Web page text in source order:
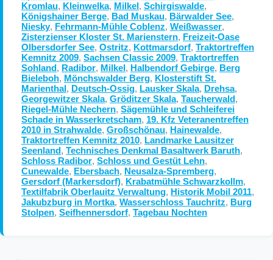
Kromlau, Kleinwelka, Milkel, Schirgiswalde,
Königshainer Berge, Bad Muskau, Bärwalder See,
Niesky, Fehrmann-Mühle Coblenz, Weißwasser,
Zisterzienser Kloster St. Marienstern, Freizeit-Oase
Olbersdorfer See, Ostritz, Kottmarsdorf, Traktortreffen
Kemnitz 2009, Sachsen Classic 2009, Traktortreffen
Sohland, Radibor, Milkel, Halbendorf Gebirge, Berg
Bieleboh, Mönchswalder Berg, Klosterstift St.
Marienthal, Deutsch-Ossig, Lausker Skala, Drehsa,
Georgewitzer Skala, Gröditzer Skala, Taucherwald,
Riegel-Mühle Nechern, Sägemühle und Schleiferei
Schade in Wasserkretscham, 19. Kfz Veteranentreffen
2010 in Strahwalde, Großschönau, Hainewalde,
Traktortreffen Kemnitz 2010, Landmarke Lausitzer
Seenland, Technisches Denkmal Basaltwerk Baruth,
Schloss Radibor, Schloss und Gestüt Lehn,
Cunewalde, Ebersbach, Neusalza-Spremberg,
Gersdorf (Markersdorf), Krabatmühle Schwarzkollm,
Textilfabrik Oberlauitz Verwaltung, Historik Mobil 2011,
Jakubzburg in Mortka, Wasserschloss Tauchritz, Burg
Stolpen, Seifhennersdorf, Tagebau Nochten